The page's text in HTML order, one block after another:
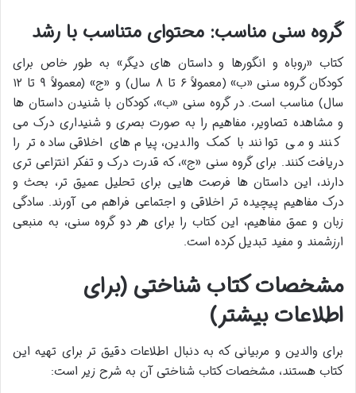
گروه سنی مناسب: محتوای متناسب با رشد
کتاب «روباه و انگورها و داستان های دیگر» به طور خاص برای
کودکان گروه سنی «ب» (معمولاً ۶ تا ۸ سال) و «ج» (معمولاً ۹ تا ۱۲
سال) مناسب است. در گروه سنی «ب»، کودکان با شنیدن داستان ها
و مشاهده تصاویر، مفاهیم را به صورت بصری و شنیداری درک می
کنند و می توانند با کمک والدین، پیام های اخلاقی ساده تر را
دریافت کنند. برای گروه سنی «ج»، که قدرت درک و تفکر انتزاعی تری
دارند، این داستان ها فرصت هایی برای تحلیل عمیق تر، بحث و
درک مفاهیم پیچیده تر اخلاقی و اجتماعی فراهم می آورند. سادگی
زبان و عمق مفاهیم، این کتاب را برای هر دو گروه سنی، به منبعی
ارزشمند و مفید تبدیل کرده است.
مشخصات کتاب شناختی (برای
اطلاعات بیشتر)
برای والدین و مربیانی که به دنبال اطلاعات دقیق تر برای تهیه این
کتاب هستند، مشخصات کتاب شناختی آن به شرح زیر است: